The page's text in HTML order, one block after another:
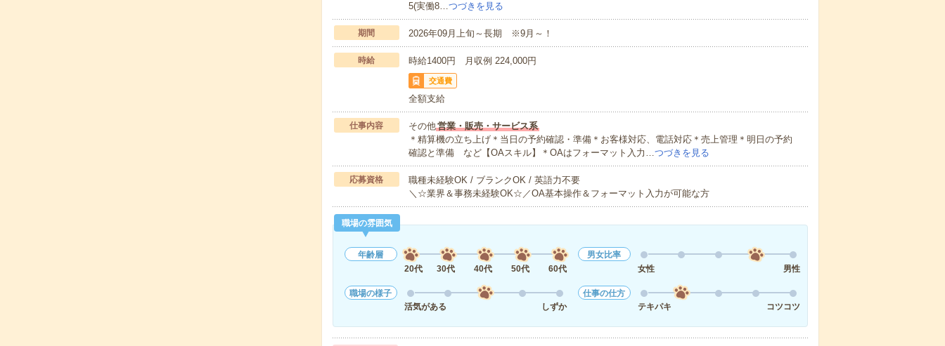
5(実働8…つづきを見る
期間 2026年09月上旬～長期 ※9月～！
時給 時給1400円 月収例 224,000円
交通費
全額支給
仕事内容 その他営業・販売・サービス系
＊精算機の立ち上げ＊当日の予約確認・準備＊お客様対応、電話対応＊売上管理＊明日の予約
確認と準備 など【OAスキル】＊OAはフォーマット入力…つづきを見る
応募資格
職種未経験OK / ブランクOK / 英語力不要
＼☆業界＆事務未経験OK☆／OA基本操作＆フォーマット入力が可能な方
職場の雰囲気
年齢層
20代
30代 40代 50代 60代
男女比率
女性
男性
職場の様子
活気がある
しずか
仕事の仕方
テキパキ
コツコツ